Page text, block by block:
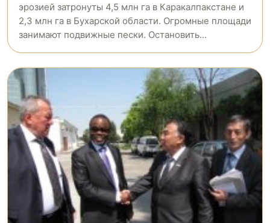
эрозией затронуты 4,5 млн га в Каракалпакстане и
2,3 млн га в Бухарской области. Огромные площади
занимают подвижные пески. Остановить...